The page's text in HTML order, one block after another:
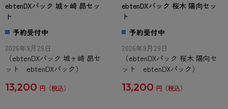
ebtenDXパック 城ヶ崎 昴セッ
ト
予約受付中
2026年9月29日
（ebtenDXパック 城ヶ崎 昴セ
ット ebtenDXパック）
13,200 円
ebtenDXパック 桜木 陽向セッ
ト
予約受付中
2026年9月29日
（ebtenDXパック 桜木 陽向セ
ット ebtenDXパック）
13,200 円